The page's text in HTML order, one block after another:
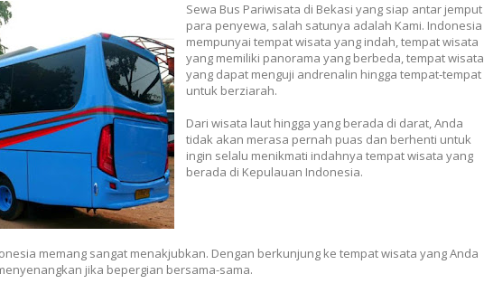
Sewa Bus Pariwisata di Bekasi yang siap antar jemput
para penyewa, salah satunya adalah Kami. Indonesia
mempunyai tempat wisata yang indah, tempat wisata
yang memiliki panorama yang berbeda, tempat wisata
yang dapat menguji andrenalin hingga tempat-tempat
untuk berziarah.
Dari wisata laut hingga yang berada di darat, Anda
tidak akan merasa pernah puas dan berhenti untuk
ingin selalu menikmati indahnya tempat wisata yang
berada di Kepulauan Indonesia.
memang sangat menakjubkan. Dengan berkunjung ke tempat wisata yang Anda
jika bepergian bersama-sama.